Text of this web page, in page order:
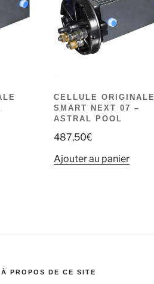
CELLULE ORIGINALE
SMART NEXT 07 –
ASTRAL POOL
487,50€
Ajouter au panier
À PROPOS DE CE SITE